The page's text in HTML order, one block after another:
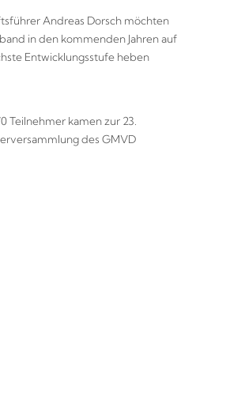
Andreas Dorsch möchten
in den kommenden Jahren auf
Entwicklungsstufe heben
Teilnehmer kamen zur 23.
des GMVD